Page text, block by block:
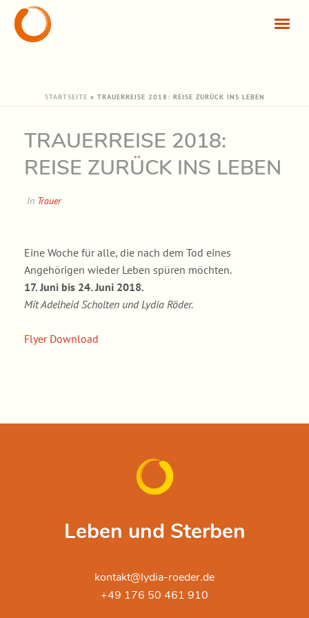
STARTSEITE » TRAUERREISE 2018: REISE ZURÜCK INS LEBEN
TRAUERREISE 2018:
REISE ZURÜCK INS LEBEN
In Trauer
Eine Woche für alle, die nach dem Tod eines
Angehörigen wieder Leben spüren möchten.
17. Juni bis 24. Juni 2018.
Mit Adelheid Scholten und Lydia Röder.
Flyer Download
Leben und Sterben
kontakt@lydia-roeder.de
+49 176 50 461 910